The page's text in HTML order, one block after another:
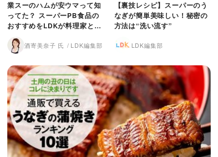
業スーのハムが安ウマって知
ってた？ スーパーPB食品の
おすすめをLDKが料理家と比
較
酒寄美奈子 氏 LDK編集部
【裏技レシピ】スーパーのう
なぎが簡単美味しい！秘密の
方法は“洗い流す”
LDK編集部